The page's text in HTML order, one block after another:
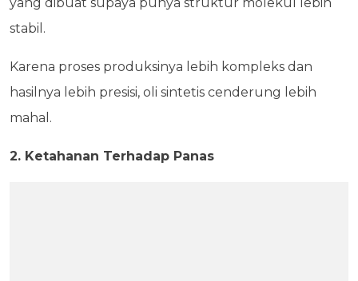
stabil.
Karena proses produksinya lebih kompleks dan
hasilnya lebih presisi, oli sintetis cenderung lebih
mahal.
2. Ketahanan Terhadap Panas